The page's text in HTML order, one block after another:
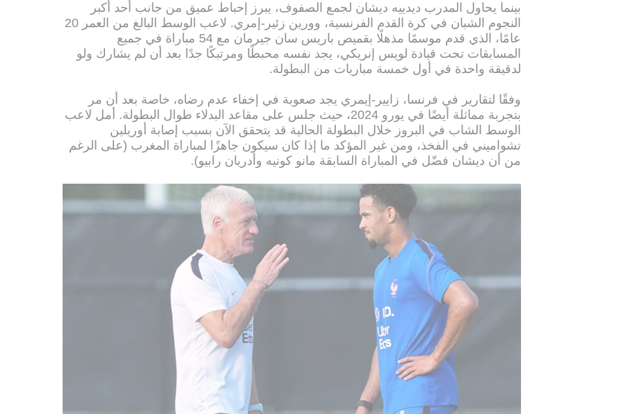
بينما يحاول المدرب ديدييه ديشان لجمع الصفوف، يبرز إحباط عميق من جانب أحد أكبر
النجوم الشبان في كرة القدم الفرنسية، وورين زئير-إمري. لاعب الوسط البالغ من العمر 20
عامًا، الذي قدم موسمًا مذهلًا بقميص باريس سان جيرمان مع 54 مباراة في جميع
المسابقات تحت قيادة لويس إنريكي، يجد نفسه محبطًا ومرتبكًا جدًا بعد أن لم يشارك ولو
لدقيقة واحدة في أول خمسة مباريات من البطولة.
وفقًا لتقارير في فرنسا، زايير-إيمري يجد صعوبة في إخفاء عدم رضاه، خاصة بعد أن مر
بتجربة مماثلة أيضًا في يورو 2024، حيث جلس على مقاعد البدلاء طوال البطولة. أمل لاعب
الوسط الشاب في البروز خلال البطولة الحالية قد يتحقق الآن بسبب إصابة أوريلين
تشواميني في الفخذ، ومن غير المؤكد ما إذا كان سيكون جاهزًا لمباراة المغرب (على الرغم
من أن ديشان فضّل في المباراة السابقة مانو كونيه وأدريان رابيو).